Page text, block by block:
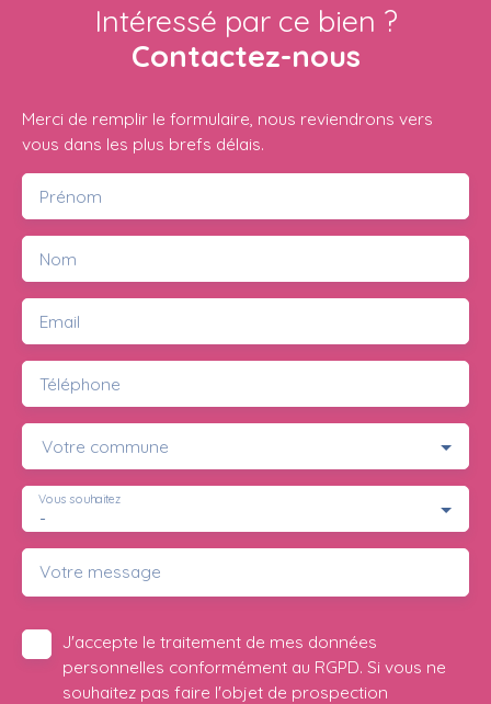
Intéressé par ce bien ?
Contactez-nous
Merci de remplir le formulaire, nous reviendrons vers
vous dans les plus brefs délais.
Prénom
Nom
Email
Téléphone
Votre commune
-
Vous souhaitez
Votre message
J'accepte le traitement de mes données
personnelles conformément au RGPD. Si vous ne
souhaitez pas faire l'objet de prospection